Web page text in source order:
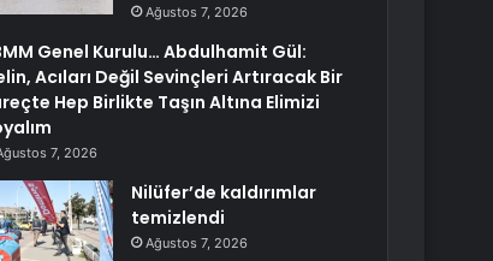
Ağustos 7, 2026
Genel Kurulu… Abdulhamit Gül:
Acıları Değil Sevinçleri Artıracak Bir
Hep Birlikte Taşın Altına Elimizi
7, 2026
Nilüfer’de kaldırımlar
temizlendi
Ağustos 7, 2026